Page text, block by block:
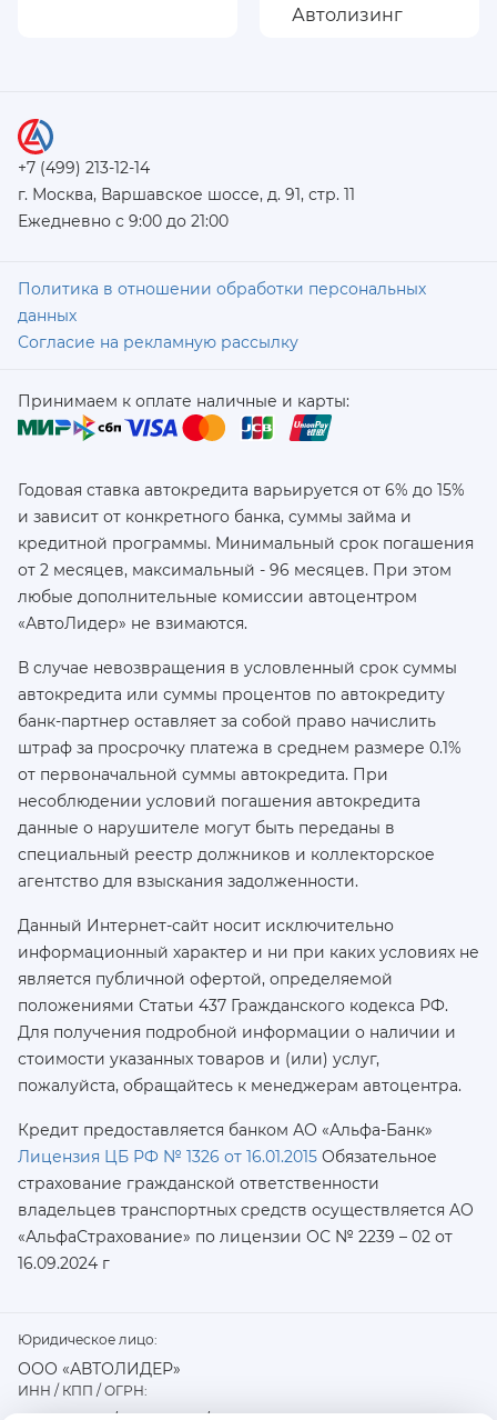
+7 (499) 213-12-14
г. Москва, Варшавское шоссе, д. 91, стр. 11
Ежедневно с 9:00 до 21:00
Политика в отношении обработки персональных
данных
Согласие на рекламную рассылку
Принимаем к оплате наличные и карты:
Годовая ставка автокредита варьируется от 6% до 15%
и зависит от конкретного банка, суммы займа и
кредитной программы. Минимальный срок погашения
от 2 месяцев, максимальный - 96 месяцев. При этом
любые дополнительные комиссии автоцентром
«АвтоЛидер» не взимаются.
В случае невозвращения в условленный срок суммы
автокредита или суммы процентов по автокредиту
банк-партнер оставляет за собой право начислить
штраф за просрочку платежа в среднем размере 0.1%
от первоначальной суммы автокредита. При
несоблюдении условий погашения автокредита
данные о нарушителе могут быть переданы в
специальный реестр должников и коллекторское
агентство для взыскания задолженности.
Данный Интернет-сайт носит исключительно
информационный характер и ни при каких условиях не
является публичной офертой, определяемой
положениями Статьи 437 Гражданского кодекса РФ.
Для получения подробной информации о наличии и
стоимости указанных товаров и (или) услуг,
пожалуйста, обращайтесь к менеджерам автоцентра.
Кредит предоставляется банком АО «Альфа-Банк»
Лицензия ЦБ РФ № 1326 от 16.01.2015 Обязательное
страхование гражданской ответственности
владельцев транспортных средств осуществляется AO
«АльфаСтрахование» по лицензии ОС № 2239 – 02 от
16.09.2024 г
Юридическое лицо:
ООО «АВТОЛИДЕР»
ИНН / КПП / ОГРН: